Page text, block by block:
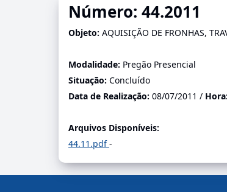
Número: 44.2011
Objeto: AQUISIÇÃO DE FRONHAS,
Modalidade: Pregão Presencial
Situação: Concluído
Data de Realização: 08/07/2011 / Hora:
Arquivos Disponíveis:
44.11.pdf-